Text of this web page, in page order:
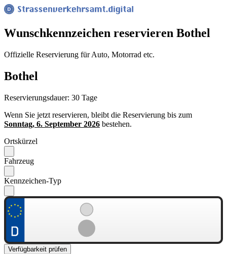
Wunsch­kennzeichen reservieren Bothel
Offizielle Reservierung für Auto, Motorrad etc.
Bothel
Reservierungsdauer: 30 Tage
Wenn Sie jetzt reservieren, bleibt die Reservierung bis zum
Sonntag, 6. September 2026 bestehen.
Ortskürzel
Fahrzeug
Kennzeichen-Typ
Verfügbarkeit prüfen